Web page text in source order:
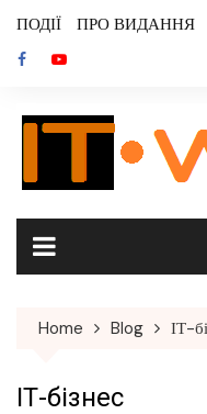
content
ПОДІЇ ПРО ВИДАННЯ
Home Blog ІТ-
ІТ-бізнес